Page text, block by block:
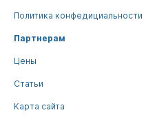
Политика конфедициальности
Партнерам
Цены
Статьи
Карта сайта